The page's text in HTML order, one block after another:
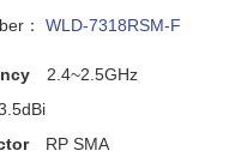
： WLD-7318RSM-F
2.4~2.5GHz
RP SMA